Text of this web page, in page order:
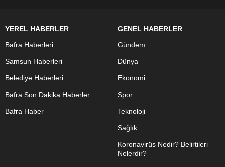
YEREL HABERLER
Bafra Haberleri
Samsun Haberleri
Belediye Haberleri
Bafra Son Dakika Haberler
Bafra Haber
GENEL HABERLER
Gündem
Dünya
Ekonomi
Spor
Teknoloji
Sağlık
Koronavirüs Nedir? Belirtileri
Nelerdir?